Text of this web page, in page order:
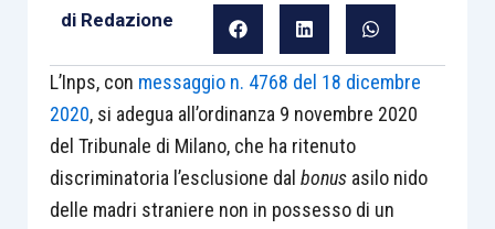
di Redazione
L’Inps, con messaggio n. 4768 del 18 dicembre
2020, si adegua all’ordinanza 9 novembre 2020
del Tribunale di Milano, che ha ritenuto
discriminatoria l’esclusione dal bonusasilo nido
delle madri straniere non in possesso di un